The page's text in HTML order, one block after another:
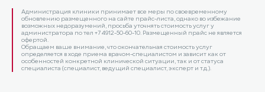
Администрация клиники принимает все меры по своевременному
обновлению размещенного на сайте прайс-листа, однако во избежание
возможных недоразумений, просьба уточнять стоимость услуг у
администратора по тел +7 4912-50-60-10. Размещенный прайс не является
офертой.
Обращаем ваше внимание, что окончательная стоимость услуг
определяется в ходе приема врачом-специалистом и зависит как от
особенностей конкретной клинической ситуации, так и от статуса
специалиста (специалист, ведущий специалист, эксперт и т.д.).